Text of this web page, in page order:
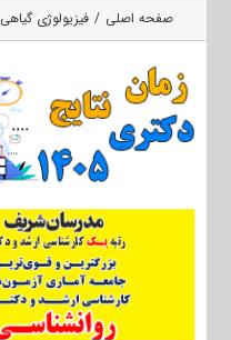
صفحه اصلی فیزیولوژی گیاهی